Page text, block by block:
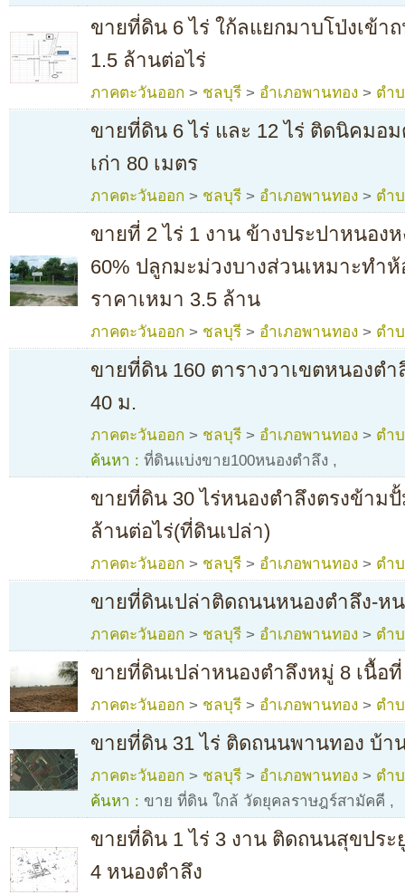
ขายที่ดิน 6 ไร่ ใก้ลแยกมาบโป่งเข้า
1.5 ล้านต่อไร่
ภาคตะวันออก > ชลบุรี > อำเภอพานทอง > ตำ
ขายที่ดิน 6 ไร่ และ 12 ไร่ ติดนิคมอ
เก่า 80 เมตร
ภาคตะวันออก > ชลบุรี > อำเภอพานทอง > ตำ
ขายที่ 2 ไร่ 1 งาน ข้างประปาหนอง
60% ปลูกมะม่วงบางส่วนเหมาะทำ
ราคาเหมา 3.5 ล้าน
ภาคตะวันออก > ชลบุรี > อำเภอพานทอง > ตำ
ขายที่ดิน 160 ตารางวาเขตหนองต
40 ม.
ภาคตะวันออก > ชลบุรี > อำเภอพานทอง > ตำ
ค้นหา : ที่ดินแบ่งขาย100หนองตำลึง ,
ขายที่ดิน 30 ไร่หนองตำลึงตรงข้าม
ล้านต่อไร่(ที่ดินเปล่า)
ภาคตะวันออก > ชลบุรี > อำเภอพานทอง > ตำ
ขายที่ดินเปล่าติดถนนหนองตำลึง-ห
ภาคตะวันออก > ชลบุรี > อำเภอพานทอง > ตำ
ขายที่ดินเปล่าหนองตำลึงหมู่ 8 เนื้อที่
ภาคตะวันออก > ชลบุรี > อำเภอพานทอง > ตำ
ขายที่ดิน 31 ไร่ ติดถนนพานทอง บ้า
ภาคตะวันออก > ชลบุรี > อำเภอพานทอง > ตำ
ค้นหา : ขาย ที่ดิน ใกล้ วัดยุคลราษฎร์สามัคคี ,
ขายที่ดิน 1 ไร่ 3 งาน ติดถนนสุขปร
4 หนองตำลึง